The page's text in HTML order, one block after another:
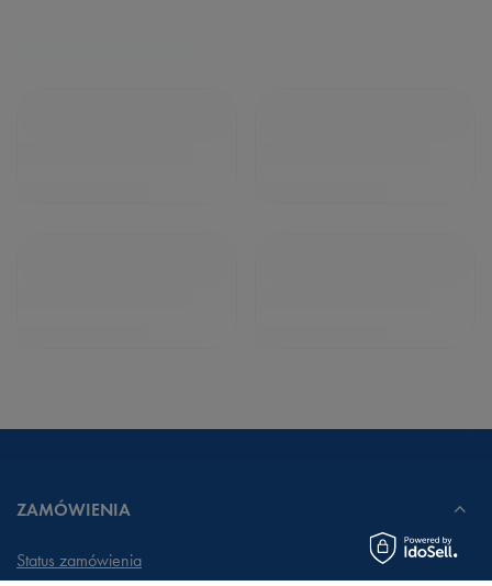
ZAMÓWIENIA
Status zamówienia